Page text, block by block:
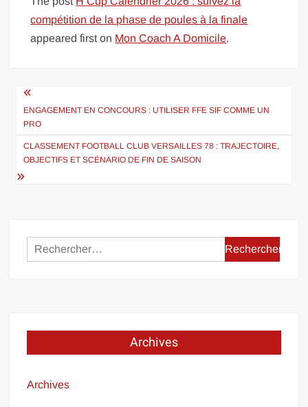
compétition de la phase de poules à la finale
appeared first on Mon Coach A Domicile.
Navigation
de
l’article
ENGAGEMENT EN CONCOURS : UTILISER FFE SIF COMME UN
PRO
CLASSEMENT FOOTBALL CLUB VERSAILLES 78 : TRAJECTOIRE,
OBJECTIFS ET SCÉNARIO DE FIN DE SAISON
Rechercher :
Archives
Archives